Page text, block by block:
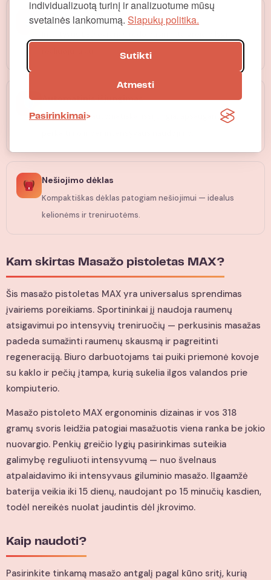
individualizuotą turinį ir analizuotume mūsų
svetainės lankomumą. Slapukų politika.
Sutikti
Atmesti
Pasirinkimai
LED ekranas
Automatinis išjungimas
Po 2 minučių automatiškai išsijungia, apsaugant nuo
Nešiojimo dėklas
Kompaktiškas dėklas patogiam nešiojimui — idealus
kelionėms ir treniruotėms.
Kam skirtas Masažo pistoletas MAX?
Šis masažo pistoletas MAX yra universalus sprendimas
įvairiems poreikiams. Sportininkai jį naudoja raumenų
atsigavimui po intensyvių treniruočių — perkusinis masažas
padeda sumažinti raumenų skausmą ir pagreitinti
regeneraciją. Biuro darbuotojams tai puiki priemonė kovoje
su kaklo ir pečių įtampa, kurią sukelia ilgos valandos prie
kompiuterio.
Masažo pistoleto MAX ergonominis dizainas ir vos 318
gramų svoris leidžia patogiai masažuotis viena ranka be jokio
nuovargio. Penkių greičio lygių pasirinkimas suteikia
galimybę reguliuoti intensyvumą — nuo švelnaus
atpalaidavimo iki intensyvaus giluminio masažo. Ilgaamžė
baterija veikia iki 15 dienų, naudojant po 15 minučių kasdien,
todėl nereikės nuolat jaudintis dėl įkrovimo.
Kaip naudoti?
Pasirinkite tinkamą masažo antgalį pagal kūno sritį, kurią